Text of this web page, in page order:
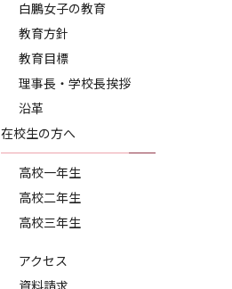
白鵬女子の教育
教育方針
教育目標
理事長・学校長挨拶
沿革
在校生の方へ
高校一年生
高校二年生
高校三年生
アクセス